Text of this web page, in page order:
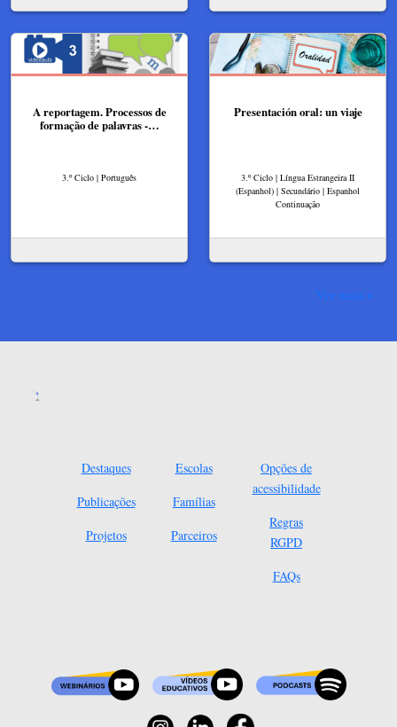
A reportagem. Processos de
formação de palavras -…
3.º Ciclo | Português
Presentación oral: un viaje
3.º Ciclo | Língua Estrangeira II
(Espanhol) | Secundário | Espanhol
Continuação
Ver mais
Destaques
Publicações
Projetos
Escolas
Famílias
Parceiros
Opções de
acessibilidade
Regras
RGPD
FAQs